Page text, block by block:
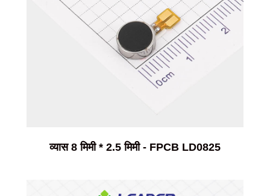
व्यास 8 मिमी * 2.5 मिमी - FPCB LD0825